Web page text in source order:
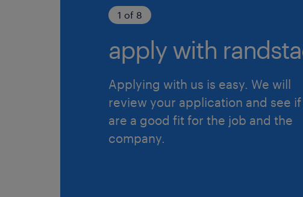
1 of 8
apply with
Applying with us is easy. We will
review your application and see
are a good fit for the job and the
company.